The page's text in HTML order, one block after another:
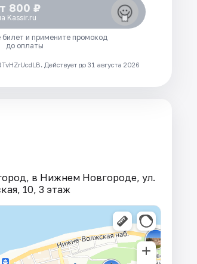
800 ₽
Kassir.ru
билет и примените промокод
до оплаты
Действует до 31 августа 2026
в Нижнем Новгороде, ул.
10, 3 этаж